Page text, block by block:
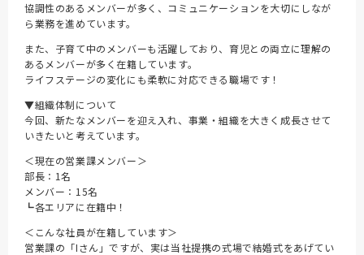
協調性のあるメンバーが多く、コミュニケーションを大切にしなが
ら業務を進めています。
また、子育て中のメンバーも活躍しており、育児との両立に理解の
あるメンバーが多く在籍しています。
ライフステージの変化にも柔軟に対応できる職場です！
▼組織体制について
今回、新たなメンバーを迎え入れ、事業・組織を大きく成長させて
いきたいと考えています。
＜現在の営業課メンバー＞
部長：1名
メンバー：15名
┗各エリアに在籍中！
＜こんな社員が在籍しています＞
営業課の「Iさん」ですが、実は当社提携の式場で結婚式をあげてい